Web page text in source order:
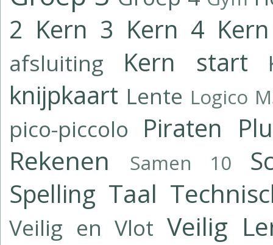
2 Kern 3 Kern 4
afsluiting Kern start
knijpkaart Lente Logico
pico-piccolo Piraten
Rekenen Samen 10
Spelling Taal
Veilig en Vlot Veilig